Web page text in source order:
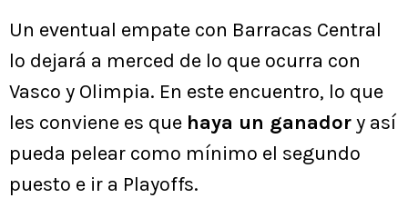
Un eventual empate con Barracas Central
lo dejará a merced de lo que ocurra con
Vasco y Olimpia. En este encuentro, lo que
les conviene es que haya un ganadory así
pueda pelear como mínimo el segundo
puesto e ir a Playoffs.